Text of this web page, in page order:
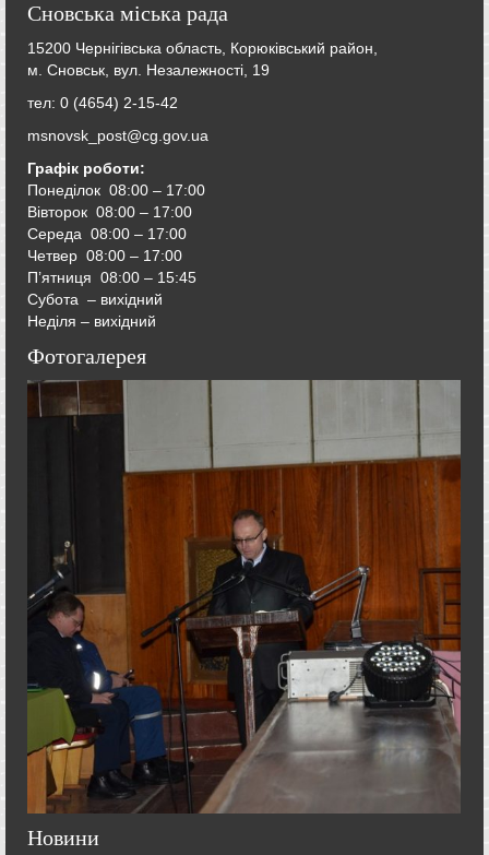
Сновська міська рада
15200 Чернігівська область, Корюківський район,
м. Сновськ, вул. Незалежності, 19
тел: 0 (4654) 2-15-42
msnovsk_post@cg.gov.ua
Графік роботи:
Понеділок 08:00 – 17:00
Вівторок 08:00 – 17:00
Середа 08:00 – 17:00
Четвер 08:00 – 17:00
П’ятниця 08:00 – 15:45
Субота – вихідний
Неділя – вихідний
Фотогалерея
Новини